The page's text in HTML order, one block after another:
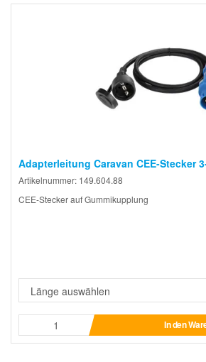
Adapterleitung Caravan CEE-Stecker
Artikelnummer: 149.604.88
CEE-Stecker auf Gummikupplung
In den